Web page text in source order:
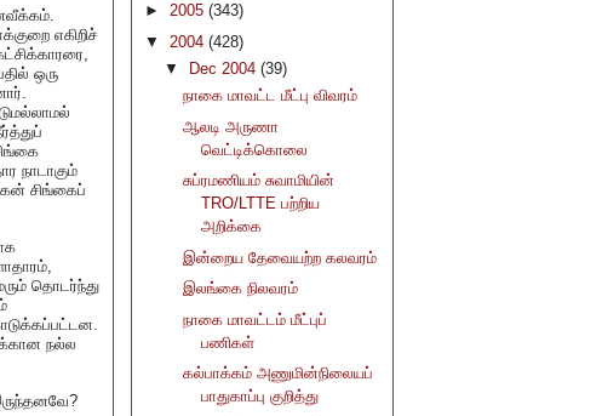
எகிறிச்
ஒரு
நாடாகும்
சிங்கைப்
தொடர்ந்து
நல்ல
► 2005 (343)
▼ 2004 (428)
▼
Dec 2004 (39)
நாகை மாவட்ட மீட்பு விவரம்
ஆலடி அருணா
வெட்டிக்கொலை
சுப்ரமணியம் சுவாமியின்
TRO/LTTE பற்றிய
அறிக்கை
இன்றைய தேவையற்ற கலவரம்
இலங்கை நிலவரம்
நாகை மாவட்டம் மீட்புப்
பணிகள்
கல்பாக்கம் அணுமின்நிலையப்
பாதுகாப்பு குறித்து